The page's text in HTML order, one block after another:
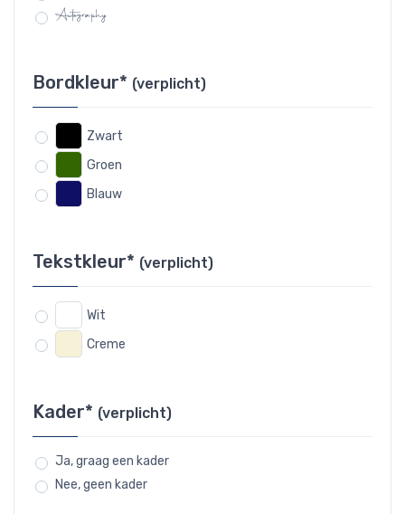
Autography
Bordkleur* (verplicht)
Zwart
Groen
Blauw
Tekstkleur* (verplicht)
Wit
Creme
Kader* (verplicht)
Ja, graag een kader
Nee, geen kader